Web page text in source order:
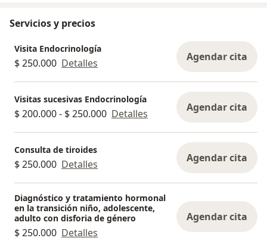
Servicios y precios
Visita Endocrinología
$ 250.000 Detalles Agendar cita
Visitas sucesivas Endocrinología
$ 200.000 - $ 250.000 Detalles Agendar cita
Consulta de tiroides
$ 250.000 Detalles Agendar cita
Diagnóstico y tratamiento hormonal
en la transición niño, adolescente,
adulto con disforia de género
$ 250.000 Detalles
Agendar cita